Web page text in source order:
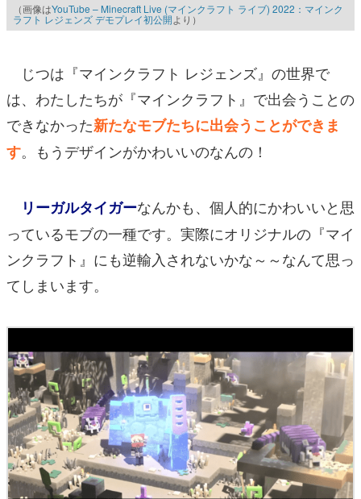
（画像はYouTube – Minecraft Live (マインクラフト ライブ) 2022：マインク
ラフト レジェンズ デモプレイ初公開より）
じつは『マインクラフト レジェンズ』の世界で
は、わたしたちが『マインクラフト』で出会うことの
できなかった新たなモブたちに出会うことができま
す。もうデザインがかわいいのなんの！
リーガルタイガーなんかも、個人的にかわいいと思
っているモブの一種です。実際にオリジナルの『マイ
ンクラフト』にも逆輸入されないかな～～なんて思っ
てしまいます。